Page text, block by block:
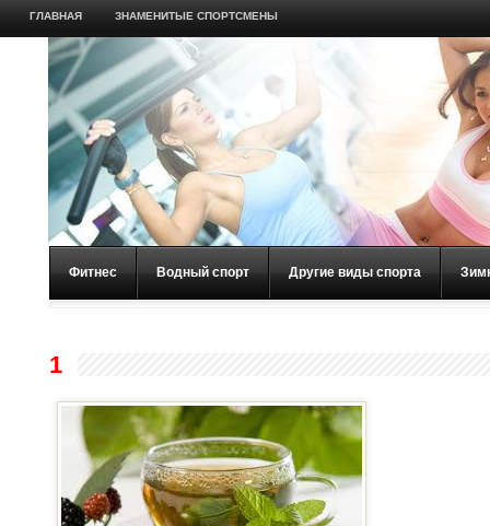
ГЛАВНАЯ ЗНАМЕНИТЫЕ СПОРТСМЕНЫ
Фитнес Водный спорт Другие виды спорта
1